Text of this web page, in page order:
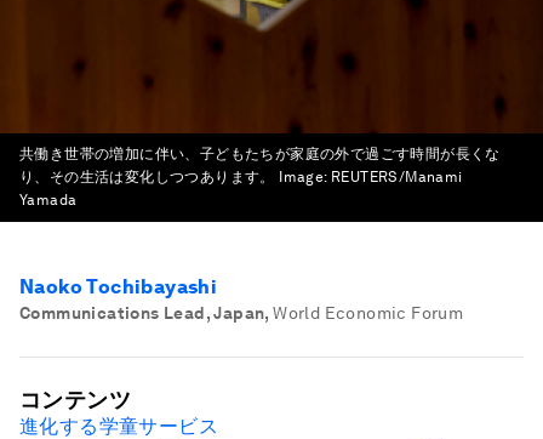
共働き世帯の増加に伴い、子どもたちが家庭の外で過ごす時間が長くな
り、その生活は変化しつつあります。
Image: REUTERS/Manami
Yamada
Naoko Tochibayashi
Communications Lead, Japan, World Economic Forum
コンテンツ
進化する学童サービス